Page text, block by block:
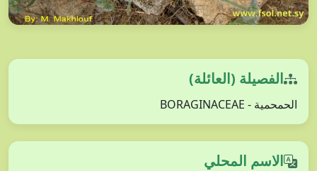
الفصيلة (العائلة)
الحمحمية - BORAGINACEAE
الاسم المحلي